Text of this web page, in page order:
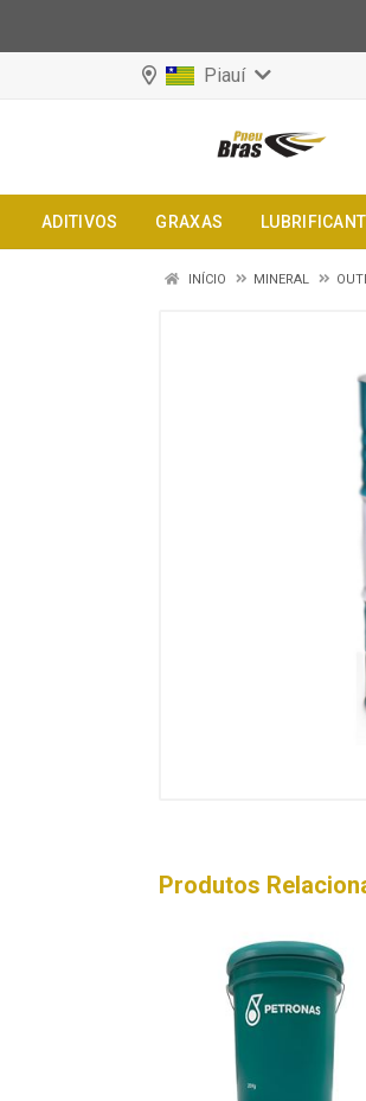
Piauí
ADITIVOS GRAXAS
INÍCIO MINERAL
Produtos